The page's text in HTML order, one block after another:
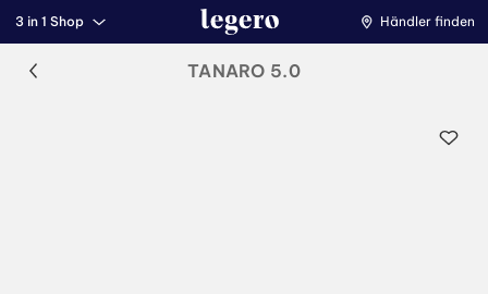
3 in 1 Shop Händler finden
TANARO 5.0